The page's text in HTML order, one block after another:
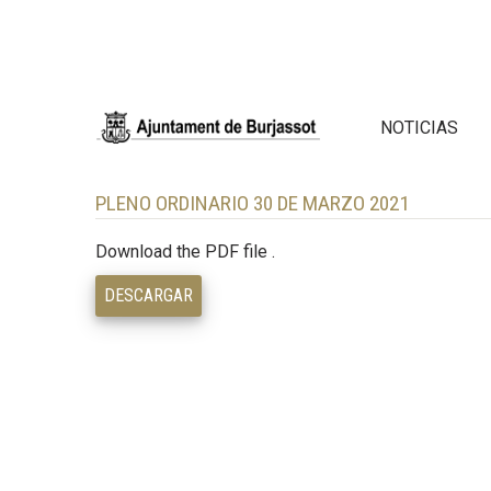
NOTICIAS
PLENO ORDINARIO 30 DE MARZO 2021
Download the PDF file .
DESCARGAR